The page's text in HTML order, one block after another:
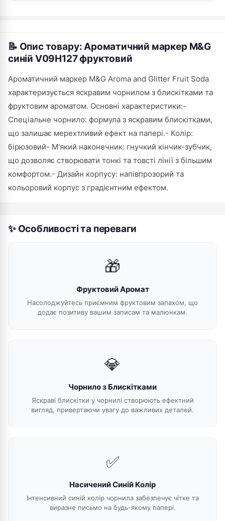
📝 Опис товару: Ароматичний маркер M&G
синій V09H127 фруктовий
Ароматичний маркер M&G Aroma and Glitter Fruit Soda
характеризується яскравим чорнилом з блискітками та
фруктовим ароматом. Основні характеристики:-
Спеціальне чорнило: формула з яскравим блискітками,
що залишає мерехтливий ефект на папері.- Колір:
бірюзовий- М'який наконечник: гнучкий кінчик-зубчик,
що дозволяє створювати тонкі та товсті лінії з більшим
комфортом.- Дизайн корпусу: напівпрозорий та
кольоровий корпус з градієнтним ефектом.
✨ Особливості та переваги
🎁
Фруктовий Аромат
Насолоджуйтесь приємним фруктовим запахом, що
додає позитиву вашим записам та малюнкам.
💎
Чорнило з Блискітками
Яскраві блискітки у чорнилі створюють ефектний
вигляд, привертаючи увагу до важливих деталей.
✅
Насичений Синій Колір
Інтенсивний синій колір чорнила забезпечує чітке та
виразне письмо на будь-якому папері.